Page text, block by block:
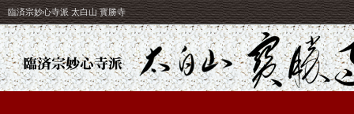
臨済宗妙心寺派 太白山 寳勝寺